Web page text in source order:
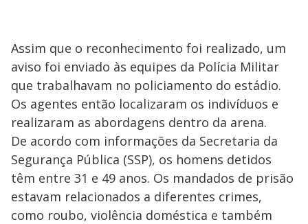
Assim que o reconhecimento foi realizado, um
aviso foi enviado às equipes da Polícia Militar
que trabalhavam no policiamento do estádio.
Os agentes então localizaram os indivíduos e
realizaram as abordagens dentro da arena.
De acordo com informações da Secretaria da
Segurança Pública (SSP), os homens detidos
têm entre 31 e 49 anos. Os mandados de prisão
estavam relacionados a diferentes crimes,
como roubo, violência doméstica e também